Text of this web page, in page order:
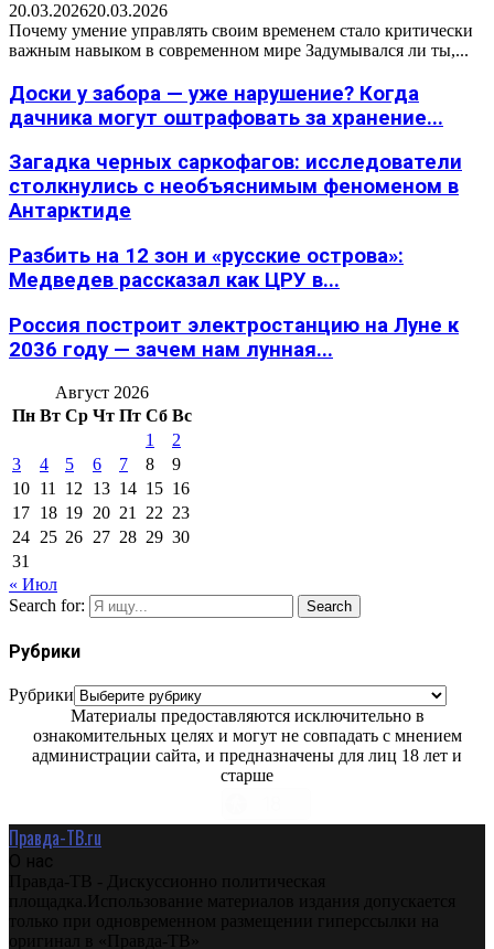
20.03.202620.03.2026
Почему умение управлять своим временем стало критически
важным навыком в современном мире Задумывался ли ты,...
Доски у забора — уже нарушение? Когда
дачника могут оштрафовать за хранение...
Загадка черных саркофагов: исследователи
столкнулись с необъяснимым феноменом в
Антарктиде
Разбить на 12 зон и «русские острова»:
Медведев рассказал как ЦРУ в...
Россия построит электростанцию на Луне к
2036 году — зачем нам лунная...
Август 2026
Пн Вт Ср Чт Пт Сб Вс
1
2
3
4 5 6 7 8
9
10 11 12 13 14 15 16
17 18 19 20 21 22 23
24 25 26 27 28 29 30
31
« Июл
Search for:
Search
Рубрики
Рубрики
Материалы предоставляются исключительно в
ознакомительных целях и могут не совпадать с мнением
администрации сайта, и предназначены для лиц 18 лет и
старше
Правда-ТВ.ru
О нас
Правда-ТВ - Дискуссионно политическая
площадка.Использование материалов издания допускается
только при одновременном размещении гиперссылки на
оригинал в «Правда-ТВ»